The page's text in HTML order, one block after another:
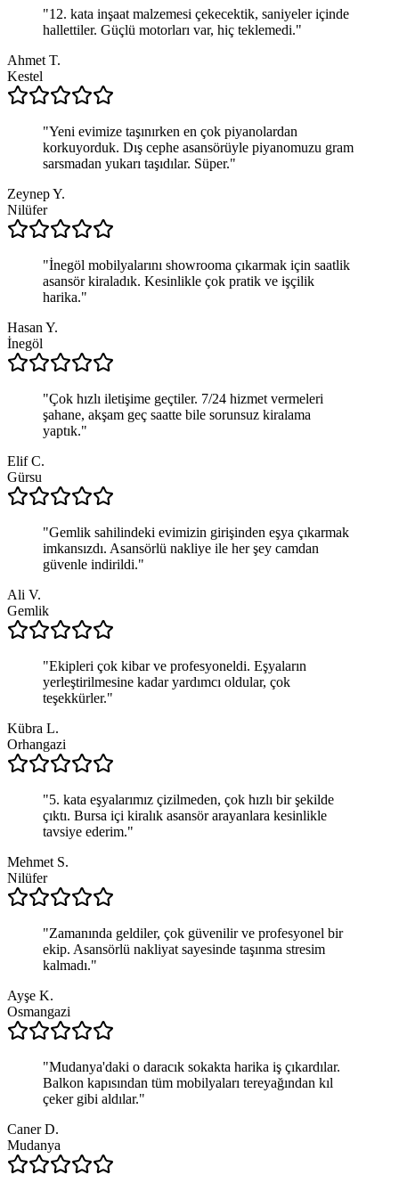
"12. kata inşaat malzemesi çekecektik, saniyeler içinde
hallettiler. Güçlü motorları var, hiç teklemedi."
Ahmet T.
Kestel
"Yeni evimize taşınırken en çok piyanolardan
korkuyorduk. Dış cephe asansörüyle piyanomuzu gram
sarsmadan yukarı taşıdılar. Süper."
Zeynep Y.
Nilüfer
"İnegöl mobilyalarını showrooma çıkarmak için saatlik
asansör kiraladık. Kesinlikle çok pratik ve işçilik
harika."
Hasan Y.
İnegöl
"Çok hızlı iletişime geçtiler. 7/24 hizmet vermeleri
şahane, akşam geç saatte bile sorunsuz kiralama
yaptık."
Elif C.
Gürsu
"Gemlik sahilindeki evimizin girişinden eşya çıkarmak
imkansızdı. Asansörlü nakliye ile her şey camdan
güvenle indirildi."
Ali V.
Gemlik
"Ekipleri çok kibar ve profesyoneldi. Eşyaların
yerleştirilmesine kadar yardımcı oldular, çok
teşekkürler."
Kübra L.
Orhangazi
"5. kata eşyalarımız çizilmeden, çok hızlı bir şekilde
çıktı. Bursa içi kiralık asansör arayanlara kesinlikle
tavsiye ederim."
Mehmet S.
Nilüfer
"Zamanında geldiler, çok güvenilir ve profesyonel bir
ekip. Asansörlü nakliyat sayesinde taşınma stresim
kalmadı."
Ayşe K.
Osmangazi
"Mudanya'daki o daracık sokakta harika iş çıkardılar.
Balkon kapısından tüm mobilyaları tereyağından kıl
çeker gibi aldılar."
Caner D.
Mudanya